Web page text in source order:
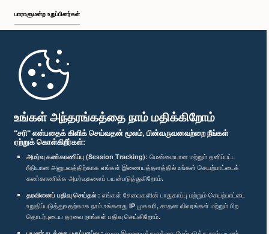
உங்கள் அந்தரங்கத்தை நாம் மதிக்கிறோம்
"சரி" என்பதைக் கிளிக் செய்வதன் மூலம், பின்வருவனவற்றை நீங்கள்
ஏற்றுக் கொள்கிறீர்கள்:
அமர்வு கண்காணிப்பு (Session Tracking): மென்மையான மற்றும் தனிப்பட்ட
ரீதியான அனுபவத்திற்காக எங்கள் இணையத்தளத்தில் உங்கள் செயற்பாட்டைக்
கண்காணிக்க அமர்வுகளைப் பயன்படுத்துகிறோம்.
தரவினைப் பதிவு செய்தல் : எங்கள் சேவைகளின் பாதுகாப்பு மற்றும் செயற்பாட்டை
உறுதிப்படுத்துவதற்காக நாம் உங்களது IP முகவரி, சாதன விவரங்கள் மற்றும் பிற
தொடர்புடைய தரவை நாங்கள் பதிவு செய்கிறோம்.
பாராளுமன்ற உறுப்பினர்கள்
முதற்பக்கம்
பாராளுமன்ற கையடக்க செயலி
எம்மை பின்தொடர்க :
விருதுகள்